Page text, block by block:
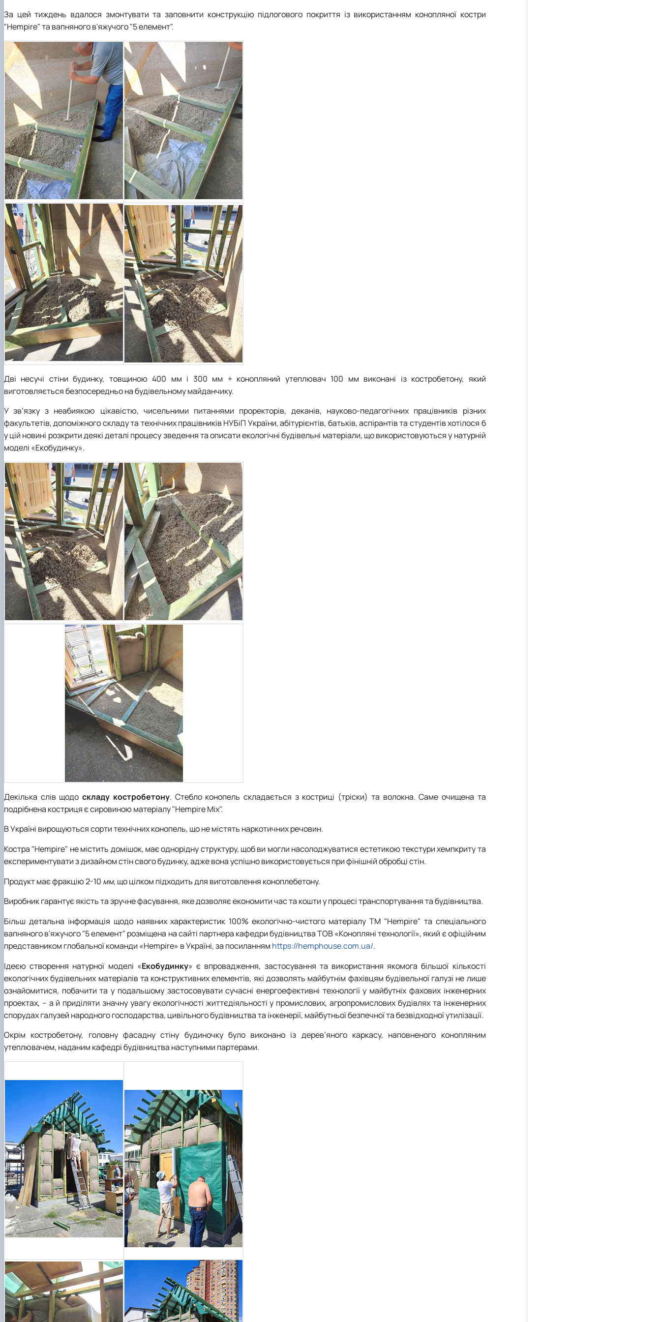
За цей тиждень вдалося змонтувати та заповнити конструкцію підлогового покриття із використанням конопляної костри
"Hempire" та вапняного в'яжучого "5 елемент".
Дві несучі стіни будинку, товщиною 400 мм і 300 мм + конопляний утеплювач 100 мм виконані із костробетону, який
виготовляється безпосередньо на будівельному майданчику.
У зв’язку з неабиякою цікавістю, чисельними питаннями проректорів, деканів, науково-педагогічних працівників різних
факультетів, допоміжного складу та технічних працівників НУБіП України, абітурієнтів, батьків, аспірантів та студентів хотілося б
у цій новині розкрити деякі деталі процесу зведення та описати екологічні будівельні матеріали, що використовуються у натурній
моделі «Екобудинку».
Декілька слів щодоскладу костробетону. Стебло конопель складається з костриці (тріски) та волокна. Саме очищена та
подрібнена костриця є сировиною матеріалу "Hempire Mix".
В Україні вирощуються сорти технічних конопель, що не містять наркотичних речовин.
Костра "Hempire" не містить домішок, має однорідну структуру, щоб ви могли насолоджуватися естетикою текстури хемпкриту та
експериментувати з дизайном стін свого будинку, адже вона успішно використовується при фінішній обробці стін.
Продукт має фракцію 2-10 мм, що цілком підходить для виготовлення коноплебетону.
Виробник гарантує якість та зручне фасування, яке дозволяє економити час та кошти у процесі транспортування та будівництва.
Більш детальна інформація щодо наявних характеристик 100% екологічно-чистого матеріалу ТМ "Hempire" та спеціального
вапняного в'яжучого "5 елемент" розміщена на сайті партнера кафедри будівництва ТОВ «Конопляні технології», який є офіційним
представником глобальної команди «Hempire» в Україні, за посиланням https://hemphouse.com.ua/.
Ідеєю створення натурної моделі «Екобудинку» є впровадження, застосування та використання якомога більшої кількості
екологічних будівельних матеріалів та конструктивних елементів, які дозволять майбутнім фахівцям будівельної галузі не лише
ознайомитися, побачити та у подальшому застосовувати сучасні енергоефективні технології у майбутніх фахових інженерних
проектах, – а й приділяти значну увагу екологічності життєдіяльності у промислових, агропромислових будівлях та інженерних
спорудах галузей народного господарства, цивільного будівництва та інженерії, майбутньої безпечної та безвідходної утилізації.
Окрім костробетону, головну фасадну стіну будиночку було виконано із дерев’яного каркасу, наповненого конопляним
утеплювачем, наданим кафедрі будівництва наступними партерами.